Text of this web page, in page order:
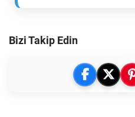
Bizi Takip Edin